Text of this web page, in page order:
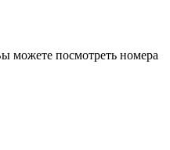
можете посмотреть номера